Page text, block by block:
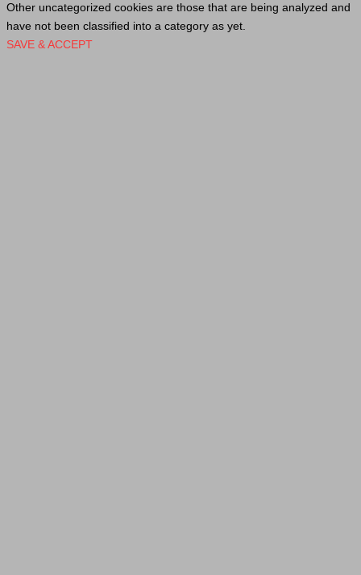
Other uncategorized cookies are those that are being analyzed and
have not been classified into a category as yet.
SAVE & ACCEPT